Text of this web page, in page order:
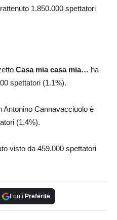
1.850.000 spettatori
Casa mia casa mia… ha
spettatori (1.1%).
Antonino Cannavacciuolo è
(1.4%).
visto da 459.000 spettatori
Fonti Preferite